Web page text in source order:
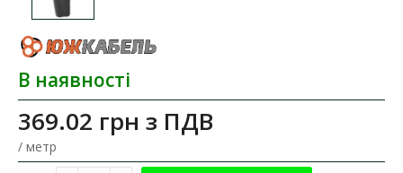
В наявності
369.02 грн з ПДВ
/ метр